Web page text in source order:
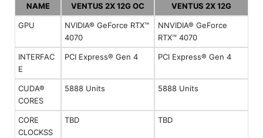
NAME
VENTUS 2X 12G OC
VENTUS 2X 12G
GPU
NVIDIA® GeForce RTX™
4070
NNVIDIA® GeForce
RTX™ 4070
INTERFAC
E
PCI Express® Gen 4 PCI Express® Gen 4
CUDA®
CORES
5888 Units 5888 Units
CORE
CLOCKSS
TBD TBD